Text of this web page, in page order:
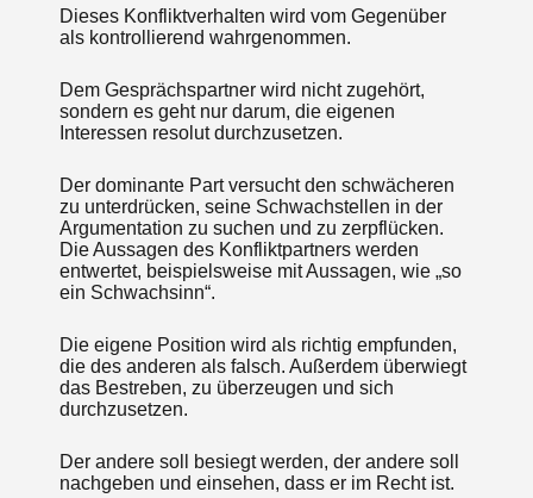
Dieses Konfliktverhalten wird vom Gegenüber
als kontrollierend wahrgenommen.
Dem Gesprächspartner wird nicht zugehört,
sondern es geht nur darum, die eigenen
Interessen resolut durchzusetzen.
Der dominante Part versucht den schwächeren
zu unterdrücken, seine Schwachstellen in der
Argumentation zu suchen und zu zerpflücken.
Die Aussagen des Konfliktpartners werden
entwertet, beispielsweise mit Aussagen, wie „so
ein Schwachsinn“.
Die eigene Position wird als richtig empfunden,
die des anderen als falsch. Außerdem überwiegt
das Bestreben, zu überzeugen und sich
durchzusetzen.
Der andere soll besiegt werden, der andere soll
nachgeben und einsehen, dass er im Recht ist.